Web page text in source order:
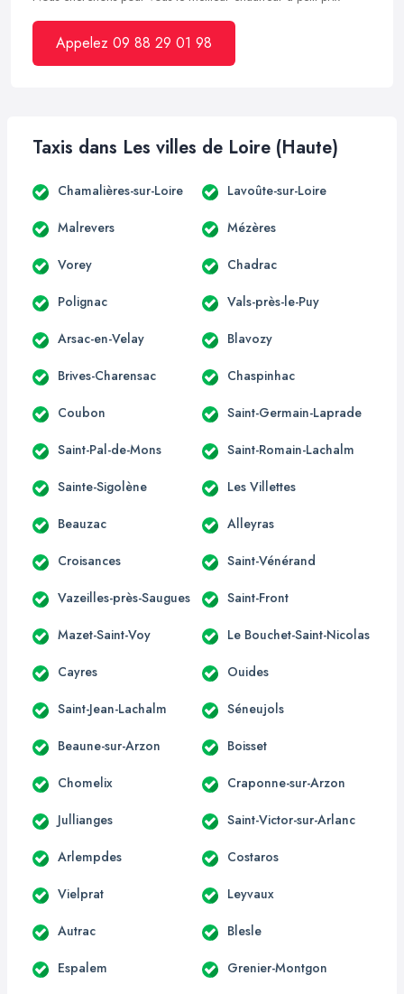
Appelez 09 88 29 01 98
Taxis dans Les villes de Loire (Haute)
Chamalières-sur-Loire Lavoûte-sur-Loire
Malrevers Mézères
Vorey Chadrac
Polignac Vals-près-le-Puy
Arsac-en-Velay Blavozy
Brives-Charensac Chaspinhac
Coubon Saint-Germain-Laprade
Saint-Pal-de-Mons Saint-Romain-Lachalm
Sainte-Sigolène Les Villettes
Beauzac Alleyras
Croisances Saint-Vénérand
Vazeilles-près-Saugues Saint-Front
Mazet-Saint-Voy Le Bouchet-Saint-Nicolas
Cayres Ouides
Saint-Jean-Lachalm Séneujols
Beaune-sur-Arzon Boisset
Chomelix Craponne-sur-Arzon
Jullianges Saint-Victor-sur-Arlanc
Arlempdes Costaros
Vielprat Leyvaux
Autrac Blesle
Espalem Grenier-Montgon